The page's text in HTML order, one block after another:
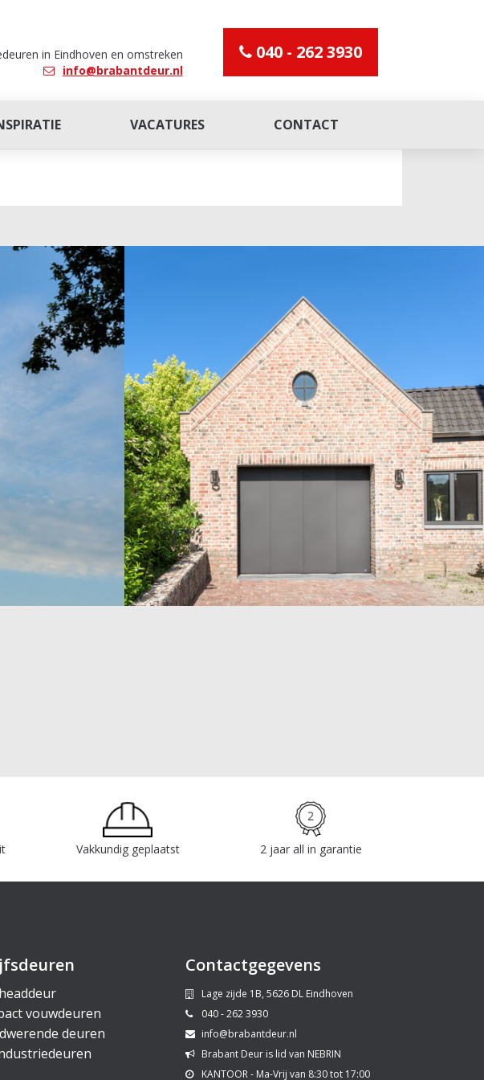
in Eindhoven en omstreken
info@brabantdeur.nl
040 - 262 3930
VACATURES CONTACT
Vakkundig geplaatst 2 jaar all in garantie
vouwdeuren
deuren
Contactgegevens
Lage zijde 1B, 5626 DL Eindhoven
040 - 262 3930
info@brabantdeur.nl
Brabant Deur is lid van NEBRIN
KANTOOR - Ma-Vrij van 8:30 tot 17:00